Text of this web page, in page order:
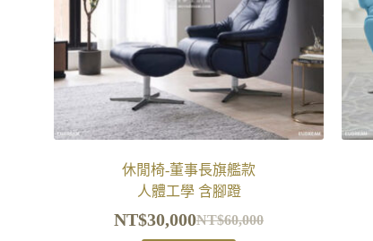
休閒椅-董事長旗艦款
人體工學 含腳蹬
NT$60,000
NT$30,000